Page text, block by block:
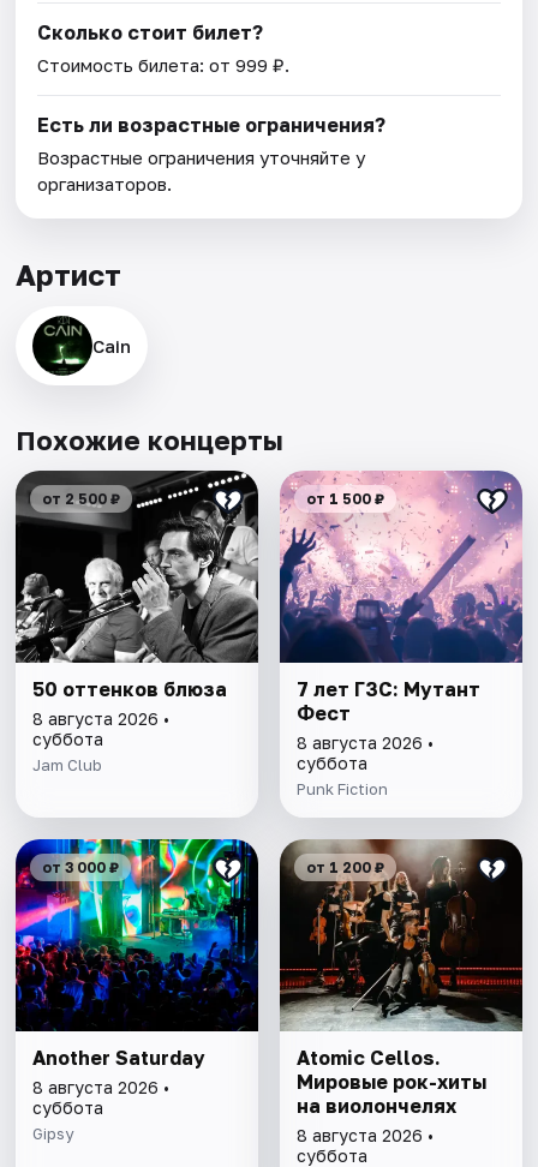
Сколько стоит билет?
Стоимость билета: от 999 ₽.
Есть ли возрастные ограничения?
Возрастные ограничения уточняйте у
организаторов.
Артист
Cain
Похожие концерты
от 2 500 ₽
50 оттенков блюза
8 августа 2026 •
суббота
Jam Club
от 1 500 ₽
7 лет ГЗС: Мутант
Фест
8 августа 2026 •
суббота
Punk Fiction
от 3 000 ₽
Another Saturday
8 августа 2026 •
суббота
Gipsy
от 1 200 ₽
Atomic Cellos.
Мировые рок-хиты
на виолончелях
8 августа 2026 •
суббота